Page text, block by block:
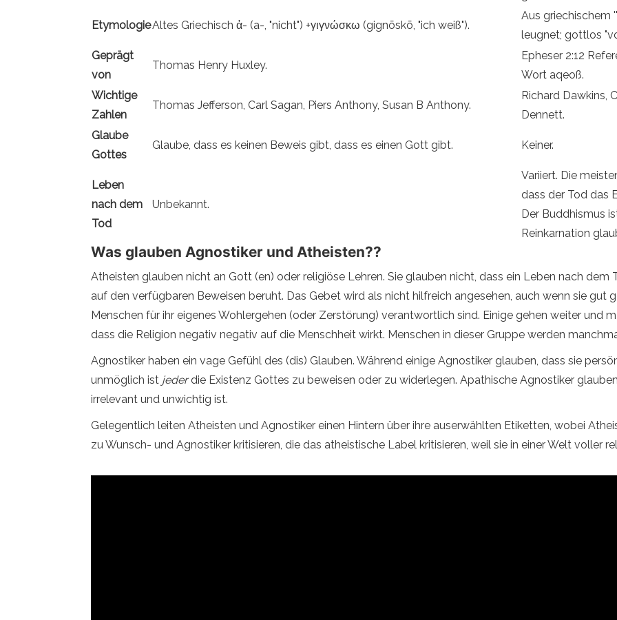
EtymologieAltes Griechisch ἀ- (a-, "nicht") +γιγνώσκω (gignōskō, "ich weiß").
Aus griechischem
leugnet; gottlos
Geprägt
von
Thomas Henry Huxley.
Epheser 2:12
Wort aqeoß.
Wichtige
Zahlen
Thomas Jefferson, Carl Sagan, Piers Anthony, Susan B Anthony.
Richard Dawkins,
Dennett.
Glaube
Gottes
Glaube, dass es keinen Beweis gibt, dass es einen Gott gibt. Keiner.
Leben
nach dem
Tod
Unbekannt.
Variiert. Die
dass der Tod das
Der Buddhismus
Reinkarnation
Was glauben Agnostiker und Atheisten??
Atheisten glauben nicht an Gott (en) oder religiöse Lehren. Sie glauben nicht, dass ein Leben nach
auf den verfügbaren Beweisen beruht. Das Gebet wird als nicht hilfreich angesehen, auch wenn sie gut
Menschen für ihr eigenes Wohlergehen (oder Zerstörung) verantwortlich sind. Einige gehen weiter und
dass die Religion negativ negativ auf die Menschheit wirkt. Menschen in dieser Gruppe werden
Agnostiker haben ein vage Gefühl des (dis) Glauben. Während einige Agnostiker glauben, dass sie
unmöglich ist jederdie Existenz Gottes zu beweisen oder zu widerlegen. Apathische Agnostiker
irrelevant und unwichtig ist.
Gelegentlich leiten Atheisten und Agnostiker einen Hintern über ihre auserwählten Etiketten, wobei
zu Wunsch- und Agnostiker kritisieren, die das atheistische Label kritisieren, weil sie in einer Welt voller